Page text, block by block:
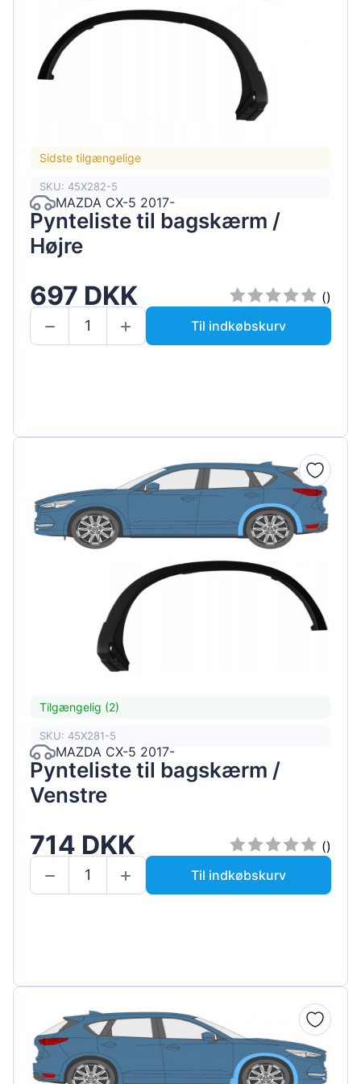
Sidste tilgængelige
SKU: 45X282-5
MAZDA CX-5 2017-
Pynteliste til bagskærm /
Højre
697 DKK
()
Til indkøbskurv
Tilgængelig (2)
SKU: 45X281-5
MAZDA CX-5 2017-
Pynteliste til bagskærm /
Venstre
714 DKK
()
Til indkøbskurv